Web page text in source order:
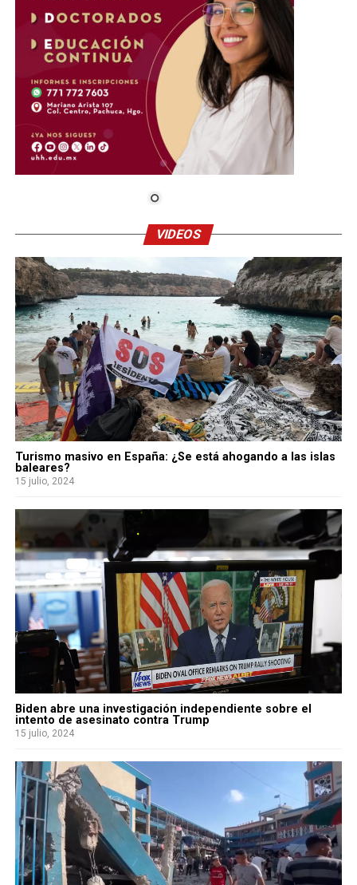
VIDEOS
Turismo masivo en España: ¿Se está ahogando a las islas
baleares?
15 julio, 2024
Biden abre una investigación independiente sobre el
intento de asesinato contra Trump
15 julio, 2024